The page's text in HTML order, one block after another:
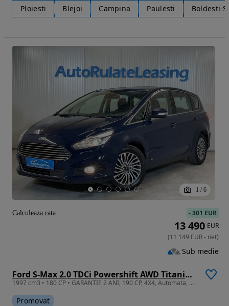
Ploiesti Blejoi Campina Paulesti Boldesti-
1 / 6
Ford S-Max 2.0 TDCi Powershift AWD Titanium
1997 cm3 • 180 CP • GARANTIE 2 ANI, 190 CP, 4X4, Automata, Clima, Senzori parcare
Promovat
-301 EUR
13 490 EUR
(11 149 EUR- net)
Sub medie
Calculeaza rata